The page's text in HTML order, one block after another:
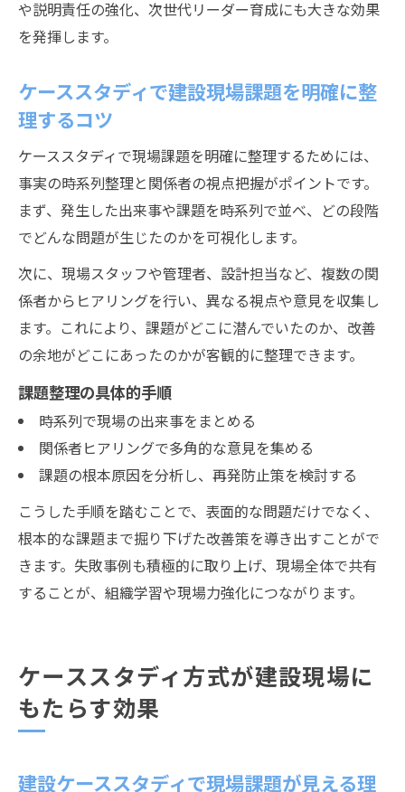
や説明責任の強化、次世代リーダー育成にも大きな効果
を発揮します。
ケーススタディで建設現場課題を明確に整
理するコツ
ケーススタディで現場課題を明確に整理するためには、
事実の時系列整理と関係者の視点把握がポイントです。
まず、発生した出来事や課題を時系列で並べ、どの段階
でどんな問題が生じたのかを可視化します。
次に、現場スタッフや管理者、設計担当など、複数の関
係者からヒアリングを行い、異なる視点や意見を収集し
ます。これにより、課題がどこに潜んでいたのか、改善
の余地がどこにあったのかが客観的に整理できます。
課題整理の具体的手順
時系列で現場の出来事をまとめる
関係者ヒアリングで多角的な意見を集める
課題の根本原因を分析し、再発防止策を検討する
こうした手順を踏むことで、表面的な問題だけでなく、
根本的な課題まで掘り下げた改善策を導き出すことがで
きます。失敗事例も積極的に取り上げ、現場全体で共有
することが、組織学習や現場力強化につながります。
ケーススタディ方式が建設現場に
もたらす効果
建設ケーススタディで現場課題が見える理